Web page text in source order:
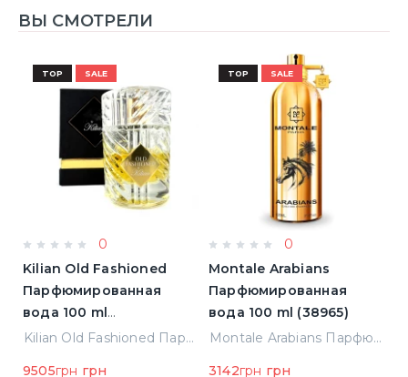
ВЫ СМОТРЕЛИ
TOP SALE
0
Kilian Old Fashioned
Парфюмированная
вода 100 ml
(3700550240723)
Kilian Old Fashioned Парфюмированная вода 100 ml (3700550240723)
9505грн грн
TOP SALE
0
Montale Arabians
Парфюмированная
вода 100 ml (38965)
Montale Arabians Парфюмированная вода 100 ml (38965)
3142грн грн